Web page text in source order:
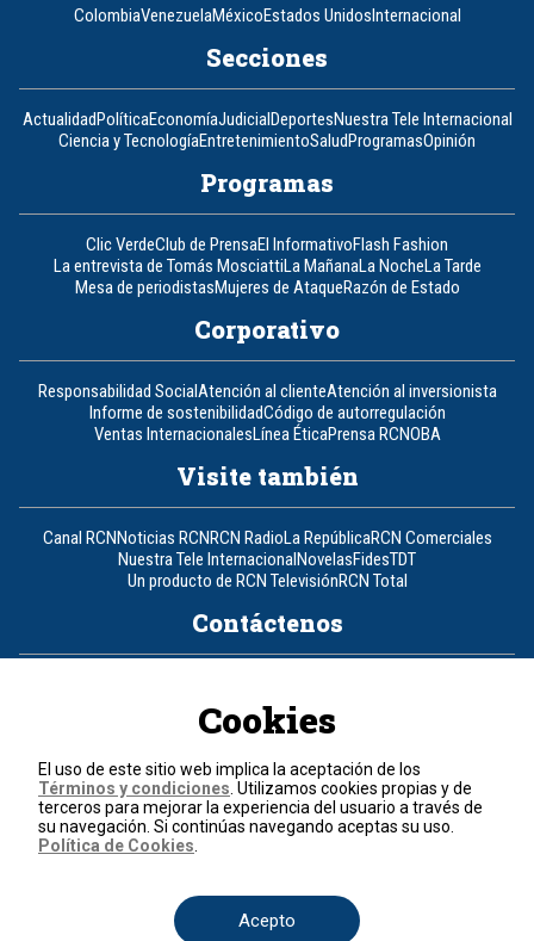
ColombiaVenezuelaMéxicoEstados UnidosInternacional
Secciones
ActualidadPolíticaEconomíaJudicialDeportesNuestra Tele Internacional
Ciencia y TecnologíaEntretenimientoSaludProgramasOpinión
Programas
Clic VerdeClub de PrensaEl InformativoFlash Fashion
La entrevista de Tomás MosciattiLa MañanaLa NocheLa Tarde
Mesa de periodistasMujeres de AtaqueRazón de Estado
Corporativo
Responsabilidad SocialAtención al clienteAtención al inversionista
Informe de sostenibilidadCódigo de autorregulación
Ventas InternacionalesLínea ÉticaPrensa RCNOBA
Visite también
Canal RCNNoticias RCNRCN RadioLa RepúblicaRCN Comerciales
Nuestra Tele InternacionalNovelasFidesTDT
Un producto de RCN TelevisiónRCN Total
Contáctenos
Política de cookies
Términos y condiciones
© 2026, RCN Medios.
Todos los derechos reservados.
Cookies
El uso de este sitio web implica la aceptación de los
Términos y condiciones . Utilizamos cookies propias y de
terceros para mejorar la experiencia del usuario a través de
su navegación. Si continúas navegando aceptas su uso.
Política de Cookies
Acepto